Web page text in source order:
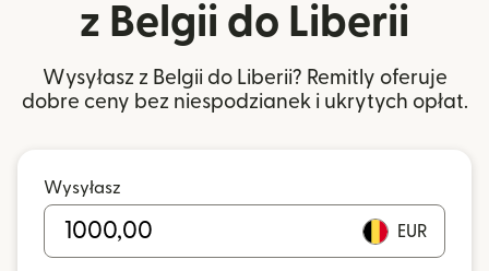
z Belgii do Liberii
Wysyłasz z Belgii do Liberii? Remitly oferuje
dobre ceny bez niespodzianek i ukrytych opłat.
Wysyłasz
EUR